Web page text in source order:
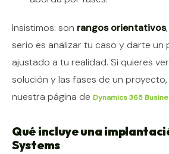
Insistimos: son rangos orientativos
serio es analizar tu caso y darte un
ajustado a tu realidad. Si quieres
solución y las fases de un
nuestra página de Dynamics 365
Qué incluye una
Systems